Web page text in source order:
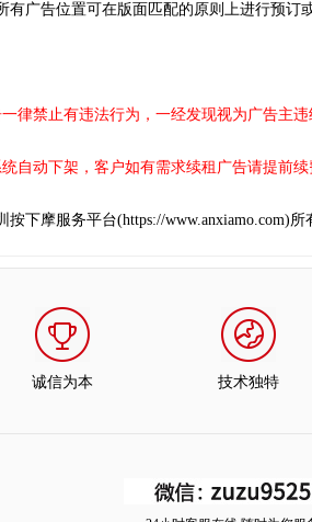
有广告位置可在版面匹配的原则上进行预订
禁止有违法行为，一经发现视为广告主违
动下架，客户如有需求续租广告请提前续
摩服务平台(https://www.anxiamo.com)所
诚信为本 技术独特